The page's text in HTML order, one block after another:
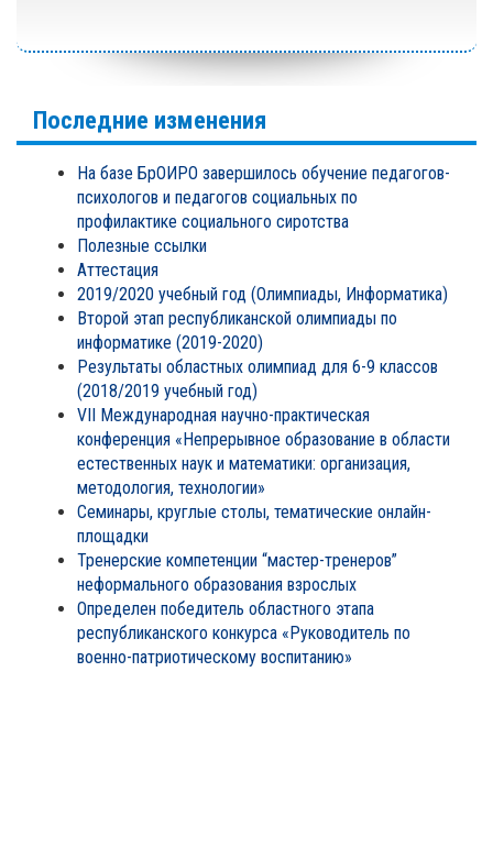
Последние изменения
На базе БрОИРО завершилось обучение педагогов-
психологов и педагогов социальных по
профилактике социального сиротства
Полезные ссылки
Аттестация
2019/2020 учебный год (Олимпиады, Информатика)
Второй этап республиканской олимпиады по
информатике (2019-2020)
Результаты областных олимпиад для 6-9 классов
(2018/2019 учебный год)
VII Международная научно-практическая
конференция «Непрерывное образование в области
естественных наук и математики: организация,
методология, технологии»
Семинары, круглые столы, тематические онлайн-
площадки
Тренерские компетенции “мастер-тренеров”
неформального образования взрослых
Определен победитель областного этапа
республиканского конкурса «Руководитель по
военно-патриотическому воспитанию»